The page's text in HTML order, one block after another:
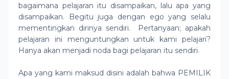
bagaimana pelajaran itu disampaikan, lalu apa yang
disampaikan. Begitu juga dengan ego yang selalu
mementingkan dirinya sendiri.
Pertanyaan; apakah
pelajaran ini menguntungkan untuk kami pelajari?
Hanya akan menjadi noda bagi pelajaran itu sendiri.
Apa yang kami maksud disini adalah bahwa PEMILIK